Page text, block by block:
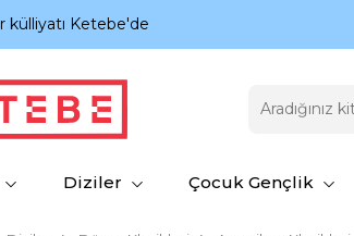
külliyatı Ketebe'de
Diziler Çocuk Gençlik